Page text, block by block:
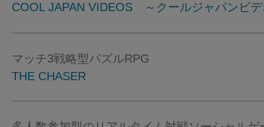
COOL JAPAN VIDEOS ～クールジャパンビ
マッチ3戦略型パズルRPG
THE CHASER